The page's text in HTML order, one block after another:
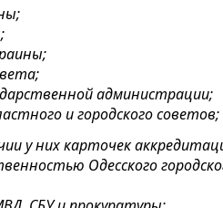
администрации;
и городского советов;
у них карточек
Одесского